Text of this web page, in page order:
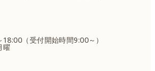
（受付開始時間9:00～）
曜